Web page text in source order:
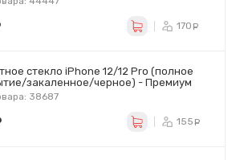
170
стекло iPhone 12/12 Pro (полное
закаленное/черное) - Премиум
38687
155